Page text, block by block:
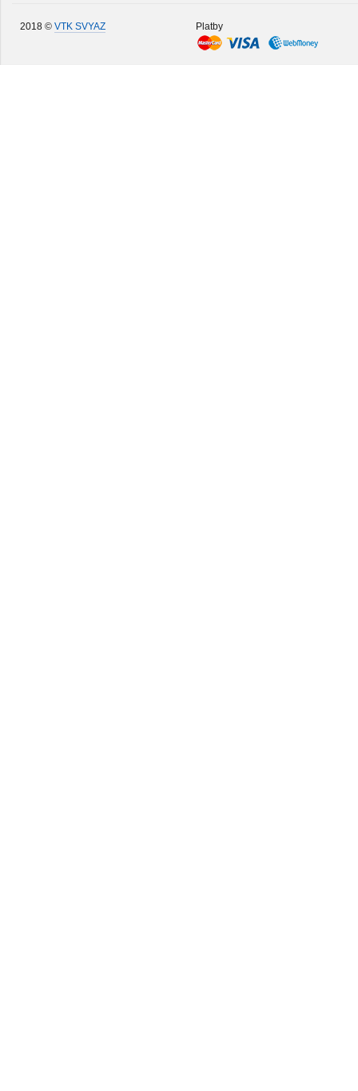
2018 © VTK SVYAZ Platby